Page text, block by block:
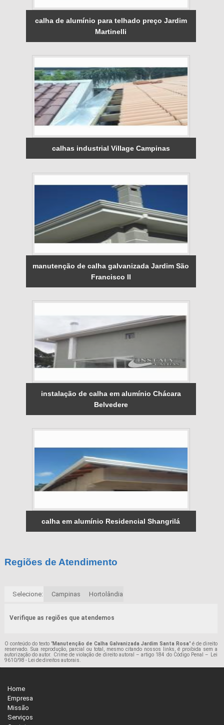
calha de alumínio para telhado preço Jardim
Martinelli
calhas industrial Village Campinas
manutenção de calha galvanizada Jardim São
Francisco II
instalação de calha em alumínio Chácara
Belvedere
calha em alumínio Residencial Shangrilá
Regiões de Atendimento
Selecione: Campinas Hortolândia
Verifique as regiões que atendemos
O conteúdo do texto "Manutenção de Calha Galvanizada Jardim Santa Rosa" é de direito
reservado. Sua reprodução, parcial ou total, mesmo citando nossos links, é proibida sem a
autorização do autor. Crime de violação de direito autoral – artigo 184 do Código Penal –
Lei
9610/98 - Lei de direitos autorais.
Home
Empresa
Missão
Serviços